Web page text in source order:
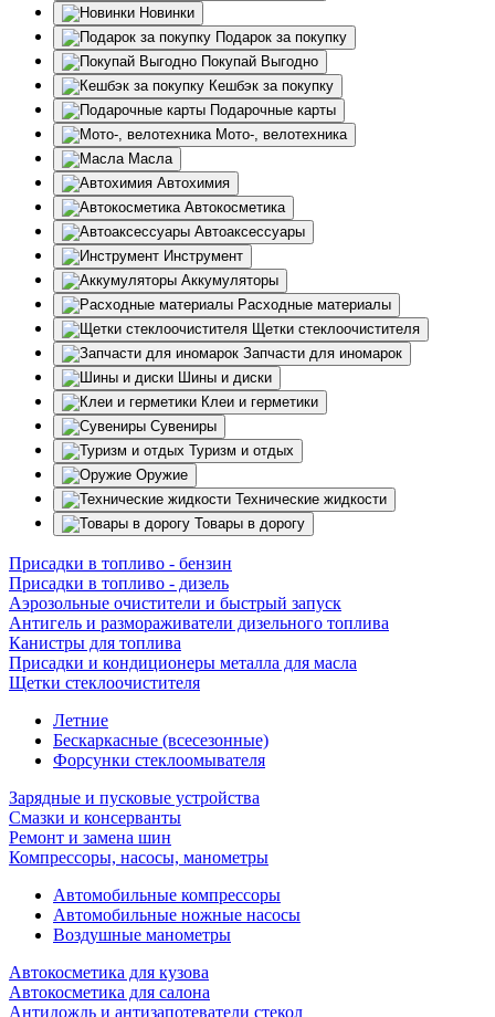
Новинки
Подарок за покупку
Покупай Выгодно
Кешбэк за покупку
Подарочные карты
Мото-, велотехника
Масла
Автохимия
Автокосметика
Автоаксессуары
Инструмент
Аккумуляторы
Расходные материалы
Щетки стеклоочистителя
Запчасти для иномарок
Шины и диски
Клеи и герметики
Сувениры
Туризм и отдых
Оружие
Технические жидкости
Товары в дорогу
Присадки в топливо - бензин
Присадки в топливо - дизель
Аэрозольные очистители и быстрый запуск
Антигель и размораживатели дизельного топлива
Канистры для топлива
Присадки и кондиционеры металла для масла
Щетки стеклоочистителя
Летние
Бескаркасные (всесезонные)
Форсунки стеклоомывателя
Зарядные и пусковые устройства
Смазки и консерванты
Ремонт и замена шин
Компрессоры, насосы, манометры
Автомобильные компрессоры
Автомобильные ножные насосы
Воздушные манометры
Автокосметика для кузова
Автокосметика для салона
Антидождь и антизапотеватели стекол